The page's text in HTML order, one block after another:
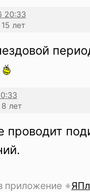
лет
лет
проводит
приложение